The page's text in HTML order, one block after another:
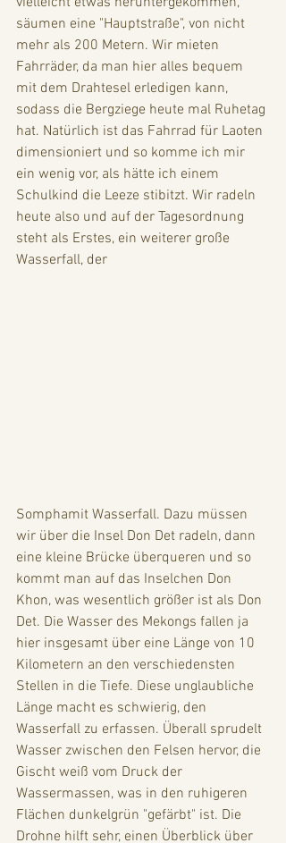
säumen eine "Hauptstraße", von nicht
mehr als 200 Metern. Wir mieten
Fahrräder, da man hier alles bequem
mit dem Drahtesel erledigen kann,
sodass die Bergziege heute mal Ruhetag
hat. Natürlich ist das Fahrrad für Laoten
dimensioniert und so komme ich mir
ein wenig vor, als hätte ich einem
Schulkind die Leeze stibitzt. Wir radeln
heute also und auf der Tagesordnung
steht als Erstes, ein weiterer große
Wasserfall, der
Somphamit Wasserfall. Dazu müssen
wir über die Insel Don Det radeln, dann
eine kleine Brücke überqueren und so
kommt man auf das Inselchen Don
Khon, was wesentlich größer ist als Don
Det. Die Wasser des Mekongs fallen ja
hier insgesamt über eine Länge von 10
Kilometern an den verschiedensten
Stellen in die Tiefe. Diese unglaubliche
Länge macht es schwierig, den
Wasserfall zu erfassen. Überall sprudelt
Wasser zwischen den Felsen hervor, die
Gischt weiß vom Druck der
Wassermassen, was in den ruhigeren
Flächen dunkelgrün "gefärbt" ist. Die
Drohne hilft sehr, einen Überblick über